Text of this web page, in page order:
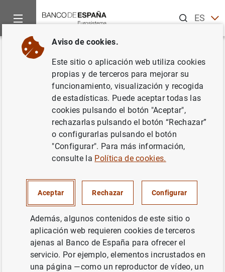
ESEN
Inicio Noticias y eventos
Volver
El Plan de Educación Financiera
reabre las inscripciones para
participar en el Programa y el
Concurso de Educación
Financiera
BANCO DE ESPAÑA
El Plan de Educación Financiera reabre las
inscripciones para participar en el Programa
Aviso de cookies.
Este sitio o aplicación web utiliza cookies
propias y de terceros para mejorar su
funcionamiento, visualización y recogida
de estadísticas. Puede aceptar todas las
cookies pulsando el botón "Aceptar",
rechazarlas pulsando el botón “Rechazar”
o configurarlas pulsando el botón
"Configurar". Para más información,
consulte la Política de cookies.
Aceptar Rechazar Configurar
Además, algunos contenidos de este sitio o
aplicación web requieren cookies de terceros
ajenas al Banco de España para ofrecer el
servicio. Por ejemplo, elementos incrustados en
una página —como un reproductor de vídeo, un